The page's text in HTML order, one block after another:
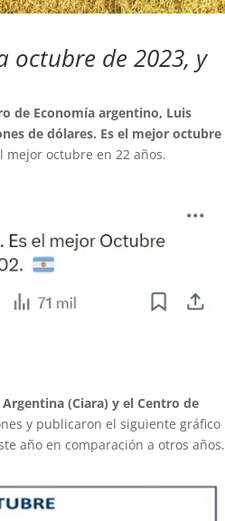
octubre de 2023, y
de Economía argentino, Luis
de dólares. Es el mejor octubre
mejor octubre en 22 años.
(Ciara) y el Centro de
y publicaron el siguiente gráfico
año en comparación a otros años.